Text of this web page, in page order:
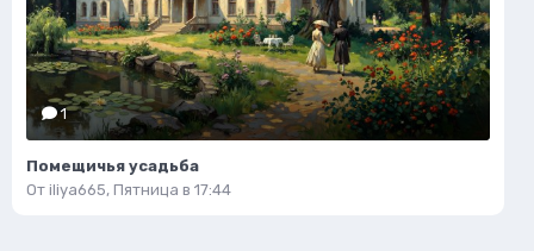
1
Помещичья усадьба
От iliya665, Пятница в 17:44